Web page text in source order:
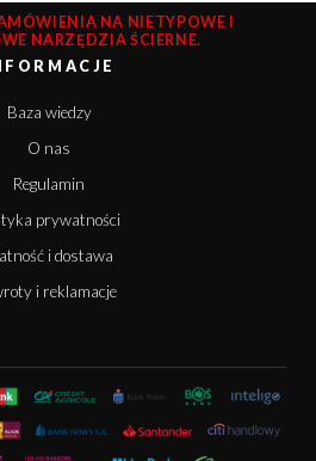
NA NIETYPOWE I
NARZĘDZIA ŚCIERNE.
Baza wiedzy
O nas
Regulamin
prywatności
i dostawa
i reklamacje